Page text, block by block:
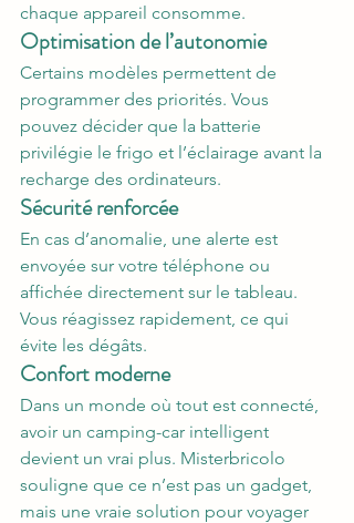
chaque appareil consomme.
Optimisation de l’autonomie
Certains modèles permettent de
programmer des priorités. Vous
pouvez décider que la batterie
privilégie le frigo et l’éclairage avant la
recharge des ordinateurs.
Sécurité renforcée
En cas d’anomalie, une alerte est
envoyée sur votre téléphone ou
affichée directement sur le tableau.
Vous réagissez rapidement, ce qui
évite les dégâts.
Confort moderne
Dans un monde où tout est connecté,
avoir un camping-car intelligent
devient un vrai plus. Misterbricolo
souligne que ce n’est pas un gadget,
mais une vraie solution pour voyager